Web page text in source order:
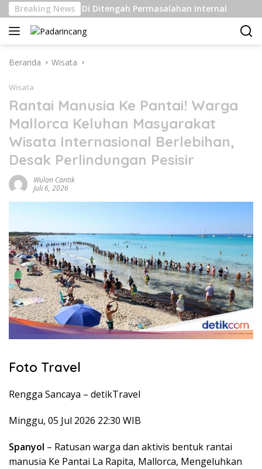
Langsung
ke
konten
Breaking News
Kelas Berat Di Ditengah Permasalahan Internal
Beranda Wisata
Wisata
Rantai Manusia Ke Pantai! Warga
Mallorca Keluhan Masyarakat
Wisata Internasional Berlebihan,
Desak Perlindungan Pesisir
Wulan Cantik
Juli 6, 2026
Foto Travel
Rengga Sancaya – detikTravel
Minggu, 05 Jul 2026 22:30 WIB
Spanyol – Ratusan warga dan aktivis bentuk rantai
manusia Ke Pantai La Rapita, Mallorca, Mengeluhkan